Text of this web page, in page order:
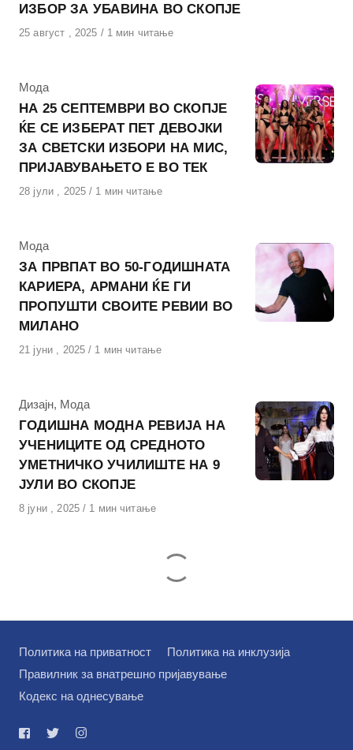
ИЗБОР ЗА УБАВИНА ВО СКОПЈЕ
Објавено
25 август , 2025 1 мин читање
КАтегорија
Мода
НА 25 СЕПТЕМВРИ ВО СКОПЈЕ
ЌЕ СЕ ИЗБЕРАТ ПЕТ ДЕВОЈКИ
ЗА СВЕТСКИ ИЗБОРИ НА МИС,
ПРИЈАВУВАЊЕТО Е ВО ТЕК
Објавено
28 јули , 2025 1 мин читање
КАтегорија
Мода
ЗА ПРВПАТ ВО 50-ГОДИШНАТА
КАРИЕРА, АРМАНИ ЌЕ ГИ
ПРОПУШТИ СВОИТЕ РЕВИИ ВО
МИЛАНО
Објавено
21 јуни , 2025 1 мин читање
КАтегорија
Дизајн, Мода
ГОДИШНА МОДНА РЕВИЈА НА
УЧЕНИЦИТЕ ОД СРЕДНОТО
УМЕТНИЧКО УЧИЛИШТЕ НА 9
ЈУЛИ ВО СКОПЈЕ
Објавено
8 јуни , 2025 1 мин читање
Политика на приватност
Политика на инклузија
Правилник за внатрешно пријавување
Кодекс на однесување